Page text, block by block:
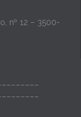
nº 12 – 3500-